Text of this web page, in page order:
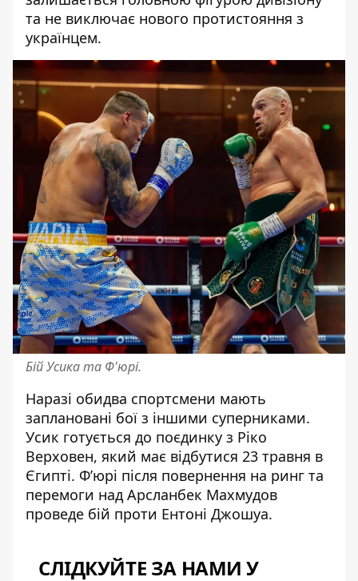
та не виключає нового протистояння з
українцем.
Бій Усика та Ф'юрі.
Наразі обидва спортсмени мають
заплановані бої з іншими суперниками.
Усик готується до поєдинку з Ріко
Верховен, який має відбутися 23 травня в
Єгипті. Ф’юрі після повернення на ринг та
перемоги над Арсланбек Махмудов
проведе бій проти Ентоні Джошуа.
СЛІДКУЙТЕ ЗА НАМИ У